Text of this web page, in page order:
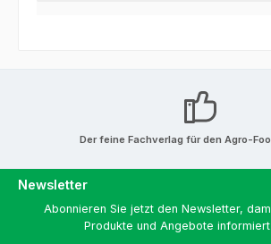
Der feine Fachverlag für den Agro-
Newsletter
Abonnieren Sie jetzt den Newsletter,
Produkte und Angebote